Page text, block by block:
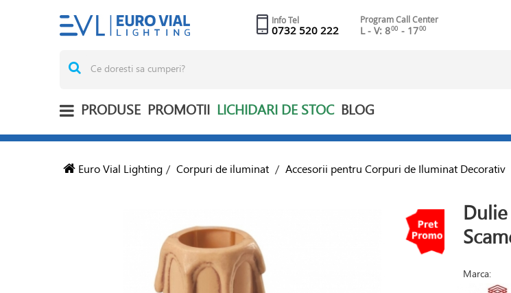
Info Tel
0732 520 222
Program Call Center
L - V: 800 - 1700
PRODUSE PROMOTII LICHIDARI DE STOC BLOG
Euro Vial Lighting / Corpuri de iluminat / Accesorii pentru Corpuri de Iluminat Decorativ
Marca: